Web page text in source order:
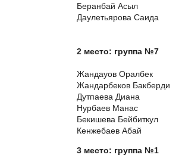
Беранбай Асыл
Даулетьярова Саида
2 место: группа №7
Жандауов Оралбек
Жандарбеков Бакберди
Дутпаева Диана
Нурбаев Манас
Бекишева Бейбиткул
Кенжебаев Абай
3 место: группа №1